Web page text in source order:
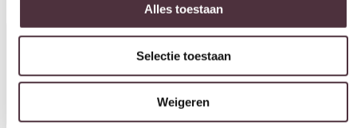
Selectie toestaan
Weigeren
Productinformatie